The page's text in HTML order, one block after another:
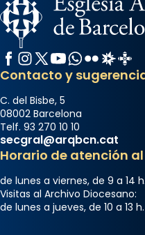
Facebook
Instagram
X / Twitter
YouTube
WhatsApp
FlickrRadio
Contacto y
C. del Bisbe, 5
08002 Barcelona
Telf. 93 270 10 10
secgral@arqbcn.cat
Horario de atención
de lunes a viernes, de 9 a 14 h.
Visitas al Archivo Diocesano:
de lunes a jueves, de 10 a 13 h.